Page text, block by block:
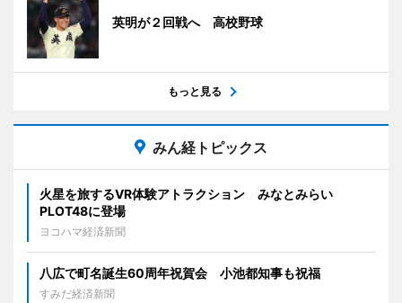
英明が２回戦へ 高校野球
もっと見る
みん経トピックス
火星を旅するVR体験アトラクション みなとみらい
PLOT48に登場
ヨコハマ経済新聞
八広で町名誕生60周年祝賀会 小池都知事も祝福
すみだ経済新聞